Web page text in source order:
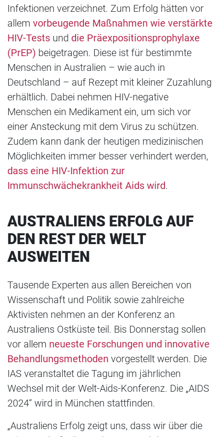
Infektionen verzeichnet. Zum Erfolg hätten vor
allem vorbeugende Maßnahmen wie verstärkte
HIV-Tests und die Präexpositionsprophylaxe
(PrEP) beigetragen. Diese ist für bestimmte
Menschen in Australien – wie auch in
Deutschland – auf Rezept mit kleiner Zuzahlung
erhältlich. Dabei nehmen HIV-negative
Menschen ein Medikament ein, um sich vor
einer Ansteckung mit dem Virus zu schützen.
Zudem kann dank der heutigen medizinischen
Möglichkeiten immer besser verhindert werden,
dass eine HIV-Infektion zur
Immunschwächekrankheit Aids wird.
AUSTRALIENS ERFOLG AUF
DEN REST DER WELT
AUSWEITEN
Tausende Experten aus allen Bereichen von
Wissenschaft und Politik sowie zahlreiche
Aktivisten nehmen an der Konferenz an
Australiens Ostküste teil. Bis Donnerstag sollen
vor allem neueste Forschungen und innovative
Behandlungsmethoden vorgestellt werden. Die
IAS veranstaltet die Tagung im jährlichen
Wechsel mit der Welt-Aids-Konferenz. Die „AIDS
2024“ wird in München stattfinden.
„Australiens Erfolg zeigt uns, dass wir über die